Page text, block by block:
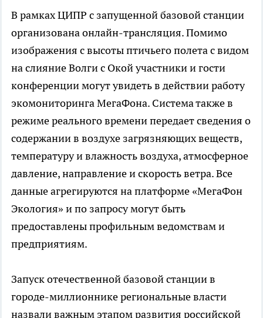
В рамках ЦИПР с запущенной базовой станции
организована онлайн-трансляция. Помимо
изображения с высоты птичьего полета с видом
на слияние Волги с Окой участники и гости
конференции могут увидеть в действии работу
экомониторинга МегаФона. Система также в
режиме реального времени передает сведения о
содержании в воздухе загрязняющих веществ,
температуру и влажность воздуха, атмосферное
давление, направление и скорость ветра. Все
данные агрегируются на платформе «МегаФон
Экология» и по запросу могут быть
предоставлены профильным ведомствам и
предприятиям.
Запуск отечественной базовой станции в
городе-миллионнике региональные власти
назвали важным этапом развития российской